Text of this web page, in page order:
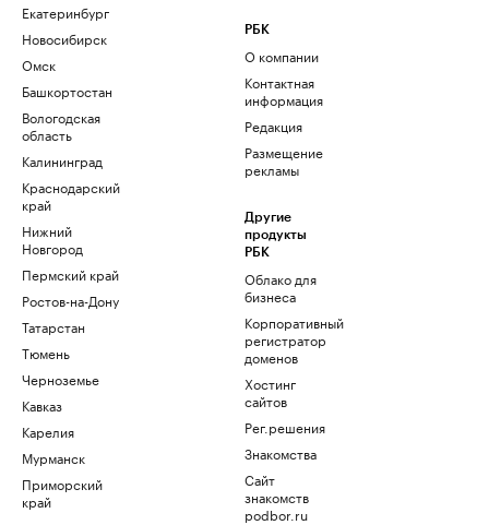
Екатеринбург
Новосибирск
Омск
Башкортостан
Вологодская
область
Калининград
Краснодарский
край
Нижний
Новгород
Пермский край
Ростов-на-Дону
Татарстан
Тюмень
Черноземье
Кавказ
Карелия
Мурманск
Приморский
край
РБК
О компании
Контактная
информация
Редакция
Размещение
рекламы
Другие
продукты
РБК
Облако для
бизнеса
Корпоративный
регистратор
доменов
Хостинг
сайтов
Рег.решения
Знакомства
Сайт
знакомств
podbor.ru